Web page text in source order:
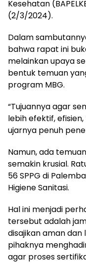
Kesehatan
(2/3/2024).
Dalam
bahwa rapat ini
melainkan upaya
bentuk temuan
program MBG.
“Tujuannya agar
lebih efektif,
ujarnya penuh
Namun, ada
semakin krusial.
56 SPPG di
Higiene Sanitasi.
Hal ini menjadi
tersebut adalah
disajikan aman dan
pihaknya
agar proses